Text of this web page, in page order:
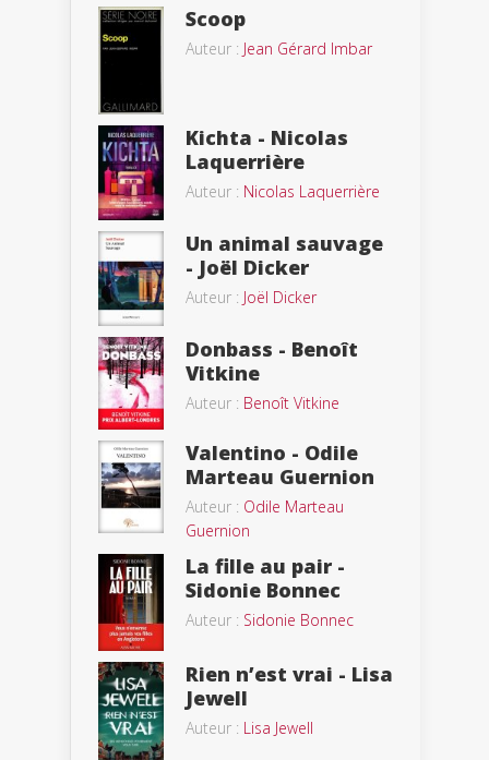
Scoop
Auteur : Jean Gérard Imbar
Kichta - Nicolas
Laquerrière
Auteur : Nicolas Laquerrière
Un animal sauvage
- Joël Dicker
Auteur : Joël Dicker
Donbass - Benoît
Vitkine
Auteur : Benoît Vitkine
Valentino - Odile
Marteau Guernion
Auteur : Odile Marteau
Guernion
La fille au pair -
Sidonie Bonnec
Auteur : Sidonie Bonnec
Rien n’est vrai - Lisa
Jewell
Auteur : Lisa Jewell